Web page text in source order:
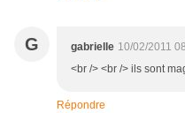
G gabrielle 10/02/2011
<br /> <br /> ils sont
Répondre